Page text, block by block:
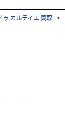
ゥ カルティエ 買取